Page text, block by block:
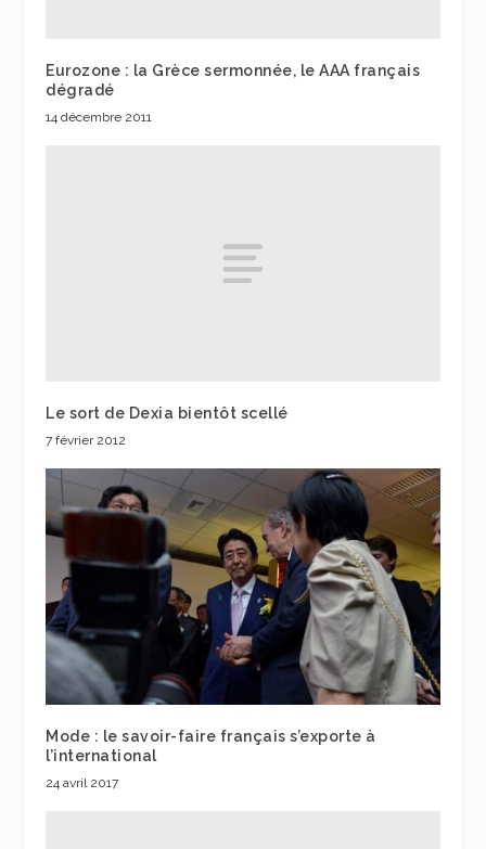
Eurozone : la Grèce sermonnée, le AAA français
dégradé
14 décembre 2011
Le sort de Dexia bientôt scellé
7 février 2012
Mode : le savoir-faire français s’exporte à
l’international
24 avril 2017